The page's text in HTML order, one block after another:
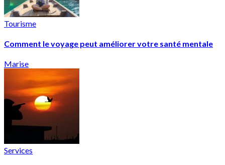
Tourisme
Comment le voyage peut améliorer votre santé mentale
Marise
Services